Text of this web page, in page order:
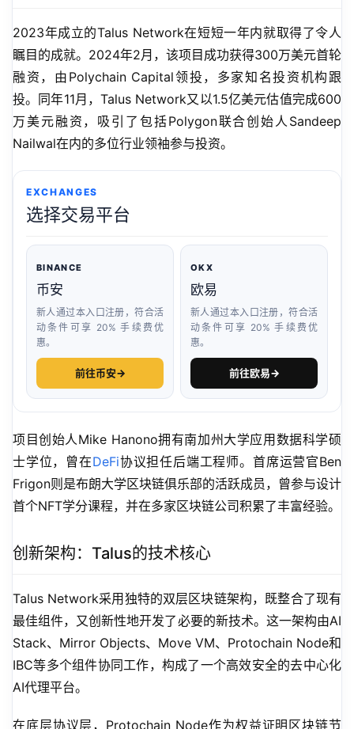
2023年成立的Talus Network在短短一年内就取得了令人
瞩目的成就。2024年2月，该项目成功获得300万美元首轮
融资，由Polychain Capital领投，多家知名投资机构跟
投。同年11月，Talus Network又以1.5亿美元估值完成600
万美元融资，吸引了包括Polygon联合创始人Sandeep
Nailwal在内的多位行业领袖参与投资。
EXCHANGES
选择交易平台
BINANCE
币安
新人通过本入口注册，符合活
动条件可享 20% 手续费优
惠。
前往币安→
OKX
欧易
新人通过本入口注册，符合活
动条件可享 20% 手续费优
惠。
前往欧易→
项目创始人Mike Hanono拥有南加州大学应用数据科学硕
士学位，曾在DeFi协议担任后端工程师。首席运营官Ben
Frigon则是布朗大学区块链俱乐部的活跃成员，曾参与设计
首个NFT学分课程，并在多家区块链公司积累了丰富经验。
创新架构：Talus的技术核心
Talus Network采用独特的双层区块链架构，既整合了现有
最佳组件，又创新性地开发了必要的新技术。这一架构由AI
Stack、Mirror Objects、Move VM、Protochain Node和
IBC等多个组件协同工作，构成了一个高效安全的去中心化
AI代理平台。
在底层协议层，Protochain Node作为权益证明区块链节